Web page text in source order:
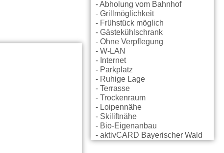
- Abholung vom Bahnhof
- Grillmöglichkeit
- Frühstück möglich
- Gästekühlschrank
- Ohne Verpflegung
- W-LAN
- Internet
- Parkplatz
- Ruhige Lage
- Terrasse
- Trockenraum
- Loipennähe
- Skiliftnähe
- Bio-Eigenanbau
- aktivCARD Bayerischer Wald